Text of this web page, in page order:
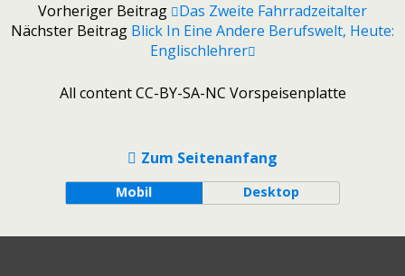
Vorheriger Beitrag
Das Zweite Fahrradzeitalter
Nächster Beitrag Blick In Eine Andere Berufswelt, Heute:
Englischlehrer
All content CC-BY-SA-NC Vorspeisenplatte
Zum Seitenanfang
Mobil Desktop